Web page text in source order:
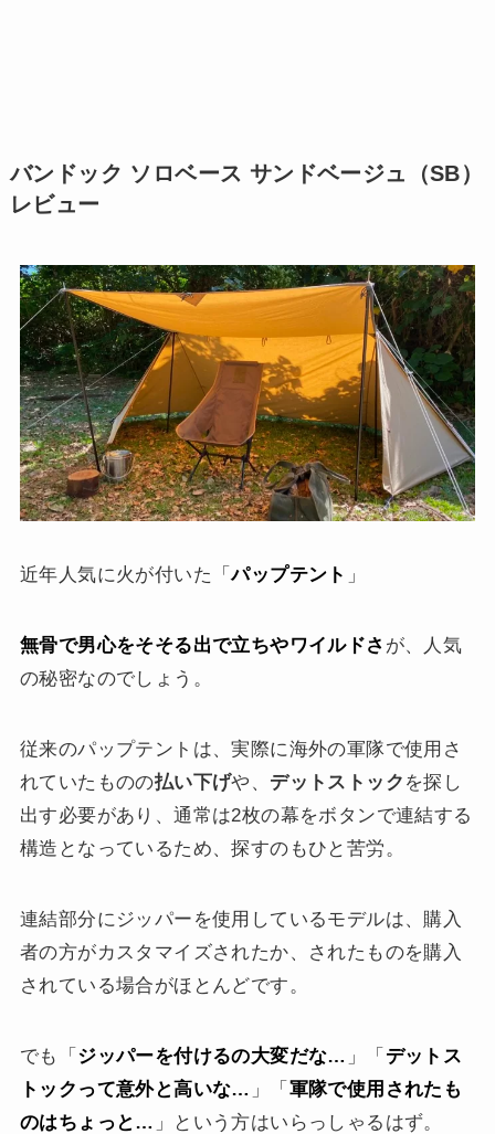
バンドック ソロベース サンドベージュ（SB）
レビュー
近年人気に火が付いた「パップテント 」
無骨で男心をそそる出で立ちやワイルドさ が、人気
の秘密なのでしょう。
従来のパップテントは、実際に海外の軍隊で使用さ
れていたものの払い下げや、 デットストック を探し
出す必要があり、通常は2枚の幕をボタンで連結する
構造となっているため、探すのもひと苦労。
連結部分にジッパーを使用しているモデルは、購入
者の方がカスタマイズされたか、されたものを購入
されている場合がほとんどです。
でも「 ジッパーを付けるの大変だな… 」「 デットス
トックって意外と高いな… 」「 軍隊で使用されたも
のはちょっと… 」という方はいらっしゃるはず。